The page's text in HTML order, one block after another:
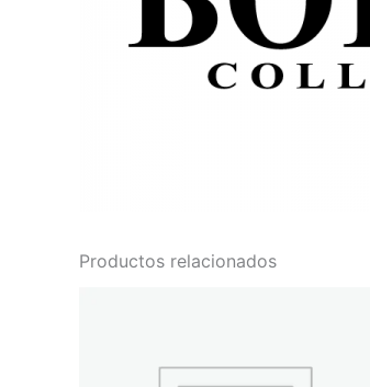
Productos relacionados